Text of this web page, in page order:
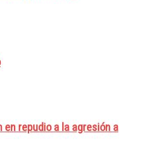
repudio a la agresión a